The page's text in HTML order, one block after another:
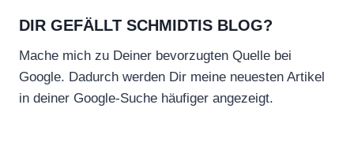
DIR GEFÄLLT SCHMIDTIS BLOG?
Mache mich zu Deiner bevorzugten Quelle bei
Google. Dadurch werden Dir meine neuesten Artikel
in deiner Google-Suche häufiger angezeigt.